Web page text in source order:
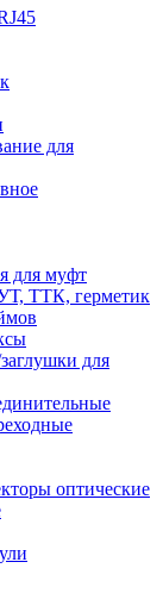
для
для муфт
ТТК, герметик
для
оптические